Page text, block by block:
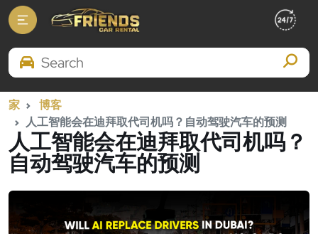
Search Brands
家
博客
人工智能会在迪拜取代司机吗？自动驾驶汽车的预测
人工智能会在迪拜取代司机吗？
自动驾驶汽车的预测